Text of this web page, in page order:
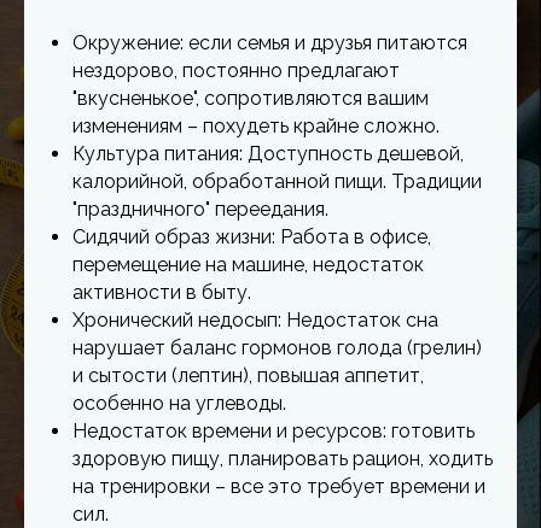
Окружение: если семья и друзья питаются
нездорово, постоянно предлагают
"вкусненькое", сопротивляются вашим
изменениям – похудеть крайне сложно.
Культура питания: Доступность дешевой,
калорийной, обработанной пищи. Традиции
"праздничного" переедания.
Сидячий образ жизни: Работа в офисе,
перемещение на машине, недостаток
активности в быту.
Хронический недосып: Недостаток сна
нарушает баланс гормонов голода (грелин)
и сытости (лептин), повышая аппетит,
особенно на углеводы.
Недостаток времени и ресурсов: готовить
здоровую пищу, планировать рацион, ходить
на тренировки – все это требует времени и
сил.